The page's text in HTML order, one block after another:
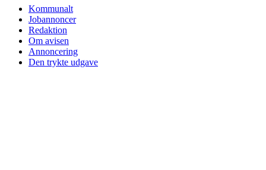
Kommunalt
Jobannoncer
Redaktion
Om avisen
Annoncering
Den trykte udgave